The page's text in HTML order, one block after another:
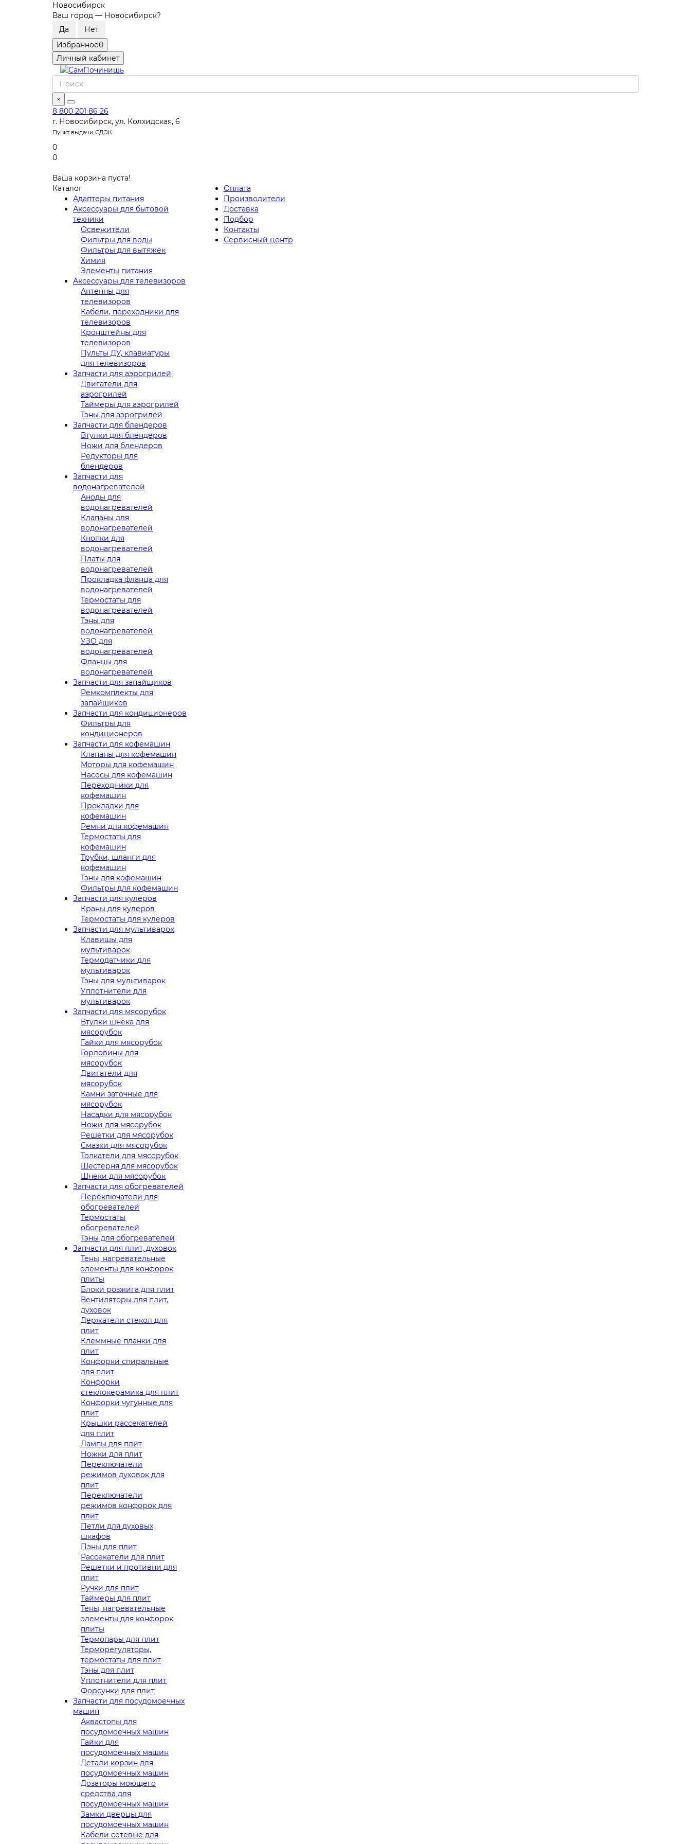
Новосибирск
Ваш город — Новосибирск?
Избранное0
Личный кабинет
×
8 800 201 86 26
г. Новосибирск, ул. Колхидская, 6
Пункт выдачи СДЭК
0
0
Ваша корзина пуста!
Каталог
Адаптеры питания
Аксессуары для бытовой
техники
Освежители
Фильтры для воды
Фильтры для вытяжек
Химия
Элементы питания
Аксессуары для телевизоров
Антенны для
телевизоров
Кабели, переходники для
телевизоров
Кронштейны для
телевизоров
Пульты ДУ, клавиатуры
для телевизоров
Запчасти для аэрогрилей
Двигатели для
аэрогрилей
Таймеры для аэрогрилей
Тэны для аэрогрилей
Запчасти для блендеров
Втулки для блендеров
Ножи для блендеров
Редукторы для
блендеров
Запчасти для
водонагревателей
Аноды для
водонагревателей
Клапаны для
водонагревателей
Кнопки для
водонагревателей
Платы для
водонагревателей
Прокладка фланца для
водонагревателей
Термостаты для
водонагревателей
Тэны для
водонагревателей
УЗО для
водонагревателей
Фланцы для
водонагревателей
Запчасти для запайщиков
Ремкомплекты для
запайщиков
Запчасти для кондиционеров
Фильтры для
кондиционеров
Запчасти для кофемашин
Клапаны для кофемашин
Моторы для кофемашин
Насосы для кофемашин
Переходники для
кофемашин
Прокладки для
кофемашин
Ремни для кофемашин
Термостаты для
кофемашин
Трубки, шланги для
кофемашин
Тэны для кофемашин
Фильтры для кофемашин
Запчасти для кулеров
Краны для кулеров
Термостаты для кулеров
Запчасти для мультиварок
Клавишы для
мультиварок
Термодатчики для
мультиварок
Тэны для мультиварок
Уплотнители для
мультиварок
Запчасти для мясорубок
Втулки шнека для
мясорубок
Гайки для мясорубок
Горловины для
мясорубок
Двигатели для
мясорубок
Камни заточные для
мясорубок
Насадки для мясорубок
Ножи для мясорубок
Решетки для мясорубок
Смазки для мясорубок
Толкатели для мясорубок
Шестерня для мясорубок
Шнеки для мясорубок
Запчасти для обогревателей
Переключатели для
обогревателей
Термостаты
обогревателей
Тэны для обогревателей
Запчасти для плит, духовок
Тены, нагревательные
элементы для конфорок
плиты
Блоки розжига для плит
Вентиляторы для плит,
духовок
Держатели стекол для
плит
Клеммные планки для
плит
Конфорки спиральные
для плит
Конфорки
стеклокерамика для плит
Конфорки чугунные для
плит
Крышки рассекателей
для плит
Лампы для плит
Ножки для плит
Переключатели
режимов духовок для
плит
Переключатели
режимов конфорок для
плит
Петли для духовых
шкафов
Пэны для плит
Рассекатели для плит
Решетки и противни для
плит
Ручки для плит
Таймеры для плит
Тены, нагревательные
элементы для конфорок
плиты
Термопары для плит
Терморегуляторы,
термостаты для плит
Тэны для плит
Уплотнители для плит
Форсунки для плит
Запчасти для посудомоечных
машин
Аквастопы для
посудомоечных машин
Гайки для
посудомоечных машин
Детали корзин для
посудомоечных машин
Дозаторы моющего
средства для
посудомоечных машин
Замки дверцы для
посудомоечных машин
Кабели сетевые для
Оплата
Производители
Доставка
Подбор
Контакты
Сервисный центр